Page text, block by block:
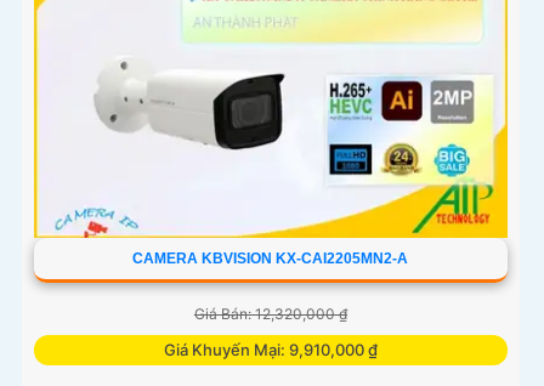
CAMERA KBVISION KX-CAI2205MN2-A
Giá Bán: 12,320,000 ₫
Giá Khuyến Mại: 9,910,000 ₫